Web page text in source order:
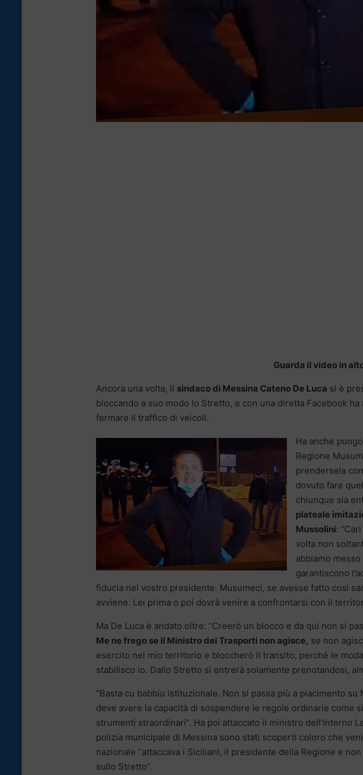
Guarda il video in
Ancora una volta, il sindaco di Messina Cateno De Luca si è
bloccando a suo modo lo Stretto, e con una diretta Facebook
fermare il traffico di veicoli.
Ha anche
Regione
prendersela
dovuto fare
chiunque sia
plateale
Mussolini:
volta non
abbiamo
garantiscono
fiducia nel vostro presidente. Musumeci, se avesse fatto così
avviene. Lei prima o poi dovrà venire a confrontarsi con il
Ma De Luca è andato oltre: “Creerò un blocco e da qui non si
Me ne frego se il Ministro dei Trasporti non agisce, se non
esercito nel mio territorio e bloccherò il transito, perché le
stabilisco io. Dallo Stretto si entrerà solamente prenotandosi,
“Basta cu babbiu istituzionale. Non si passa più a piacimento su
deve avere la capacità di sospendere le regole ordinarie come
strumenti straordinari”. Ha poi attaccato il ministro dell’Interno
polizia municipale di Messina sono stati scoperti coloro che
nazionale “attaccava i Siciliani, il presidente della Regione e
sullo Stretto”.